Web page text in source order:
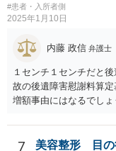
#患者・入所者側
2025年1月10日
内藤 政信 弁護士
１センチ１センチだと
故の後遺障害慰謝料算
増額事由にはなるでしょ
7 美容整形 目の